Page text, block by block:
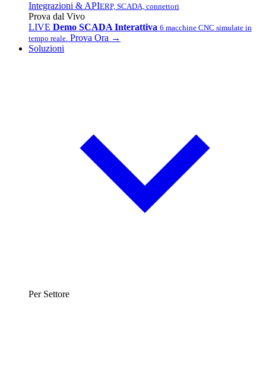
Integrazioni & APIERP, SCADA, connettori
Prova dal Vivo
LIVE Demo SCADA Interattiva 6 macchine CNC simulate in
tempo reale. Prova Ora →
Soluzioni
Per Settore